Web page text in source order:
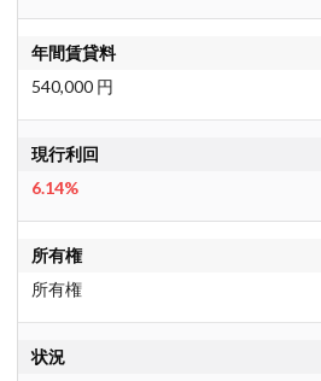
年間賃貸料
540,000 円
現行利回
6.14%
所有権
所有権
状況